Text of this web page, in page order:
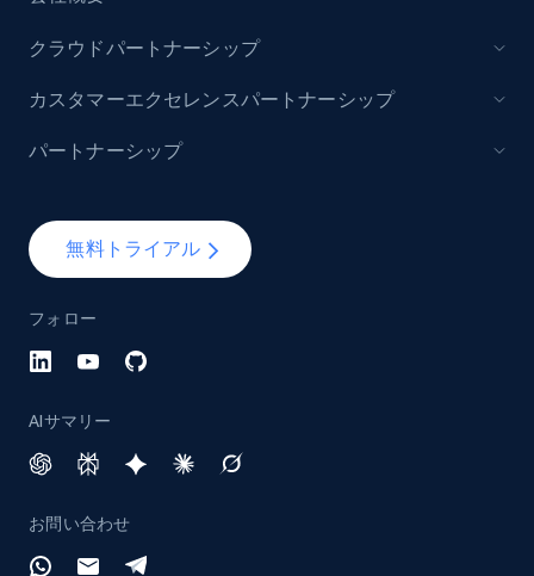
Lazada - Products - Discover products by
URL, Title, Rating, Reviews, Initial price, Final
991+ 165+
Lazada - Products - Discover products by
URL, Title, Rating, Reviews, Initial price, Final
price, Currency, Stock, and more.
991+
無料トライアル
フォロー
AIサマリー
お問い合わせ
クラウドパートナーシップ
カスタマーエクセレンスパートナーシップ
パートナーシップ